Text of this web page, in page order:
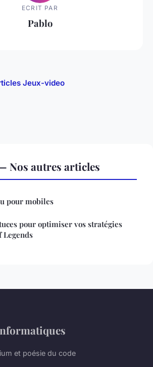
ECRIT PAR
Pablo
Jeux-video
Nos autres articles
pour mobiles
pour optimiser vos stratégies
Legends
et poésie du code